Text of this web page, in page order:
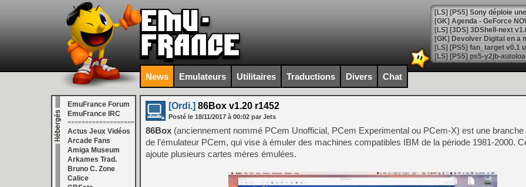
[GK] Agenda - GeForce
[GK] Devolver Digital en a
[LS] [PS5] ps5-y2jb-
[GK] Pourquoi Marvel
[GK] Test : Restory : Chill
[GK] GTA 6 : Rockstar
[GK] Hot Wheels Infinite
[GK] Mémoire cash -
[GK] Résultats Nintendo :
[GK] Déjà des
[Mo5] Brickboy cherche à
[GK] Minecraft et ses «
[GK] Beast of
[GK] Ubisoft : fin de partie
News Emulateurs Utilitaires Traductions Divers Chat
EmuFrance Forum
EmuFrance IRC
===================
Actus Jeux Vidéos
Arcade Fans
Amiga Museum
Arkames Trad.
Bruno C. Zone
Calice
[Ordi.] 86Box v1.20 r1452
Posté le 18/11/2017 à 00:02 par Jets
86Box (anciennement nommé PCem Unofficial, PCem Experimental ou PCem-X) est une branche
de l’émulateur PCem, qui vise à émuler des machines compatibles IBM de la période 1981-2000.
ajoute plusieurs cartes mères émulées.